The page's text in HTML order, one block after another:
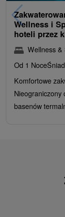
Wellness i
hoteli przez
Wellness &
Od 1 Noce
Komfortowe
Nieograniczony
basenów